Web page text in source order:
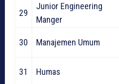
29
Junior Engineering
Manger
30 Manajemen Umum
31 Humas